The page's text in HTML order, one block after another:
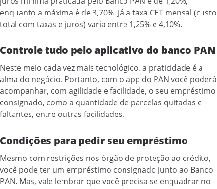
enquanto a máxima é de 3,70%. Já a taxa CET mensal (custo
total com taxas e juros) varia entre 1,25% e 4,10%.
Controle tudo pelo aplicativo do banco PAN
Neste meio cada vez mais tecnológico, a praticidade é a
alma do negócio. Portanto, com o app do PAN você poderá
acompanhar, com agilidade e facilidade, o seu empréstimo
consignado, como a quantidade de parcelas quitadas e
faltantes, entre outras facilidades.
Condições para pedir seu empréstimo
Mesmo com restrições nos órgão de proteção ao crédito,
você pode ter um empréstimo consignado junto ao Banco
PAN. Mas, vale lembrar que você precisa se enquadrar no